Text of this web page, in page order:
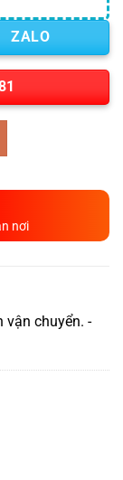
ZALO
nơi
vận chuyển. -